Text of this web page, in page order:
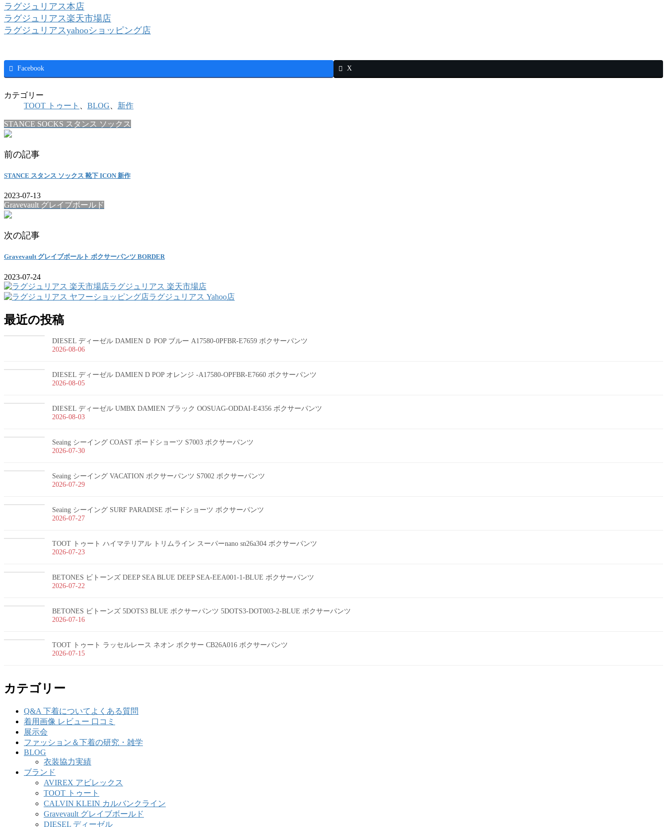
ラグジュリアス本店
ラグジュリアス楽天市場店
ラグジュリアスyahooショッピング店
Facebook X
カテゴリー
TOOT トゥート
BLOG 新作
STANCE SOCKS スタンス ソックス
前の記事
STANCE スタンス ソックス 靴下 ICON 新作
2023-07-13
Gravevault グレイブボールド
次の記事
Gravevault グレイブボールト ボクサーパンツ BORDER
2023-07-24
ラグジュリアス 楽天市場店
ラグジュリアス Yahoo店
最近の投稿
DIESEL ディーゼル DAMIEN Ｄ POP ブルー A17580-0PFBR-E7659 ボクサーパンツ
2026-08-06
DIESEL ディーゼル DAMIEN D POP オレンジ -A17580-OPFBR-E7660 ボクサーパンツ
2026-08-05
DIESEL ディーゼル UMBX DAMIEN ブラック OOSUAG-ODDAI-E4356 ボクサーパンツ
2026-08-03
Seaing シーイング COAST ボードショーツ S7003 ボクサーパンツ
2026-07-30
Seaing シーイング VACATION ボクサーパンツ S7002 ボクサーパンツ
2026-07-29
Seaing シーイング SURF PARADISE ボードショーツ ボクサーパンツ
2026-07-27
TOOT トゥート ハイマテリアル トリムライン スーパーnano sn26a304 ボクサーパンツ
2026-07-23
BETONES ビトーンズ DEEP SEA BLUE DEEP SEA-EEA001-1-BLUE ボクサーパンツ
2026-07-22
BETONES ビトーンズ 5DOTS3 BLUE ボクサーパンツ 5DOTS3-DOT003-2-BLUE ボクサーパンツ
2026-07-16
TOOT トゥート ラッセルレース ネオン ボクサー CB26A016 ボクサーパンツ
2026-07-15
カテゴリー
Q&A 下着についてよくある質問
着用画像 レビュー 口コミ
展示会
ファッション＆下着の研究・雑学
BLOG
衣装協力実績
ブランド
AVIREX アビレックス
TOOT トゥート
CALVIN KLEIN カルバンクライン
Gravevault グレイブボールド
DIESEL ディーゼル